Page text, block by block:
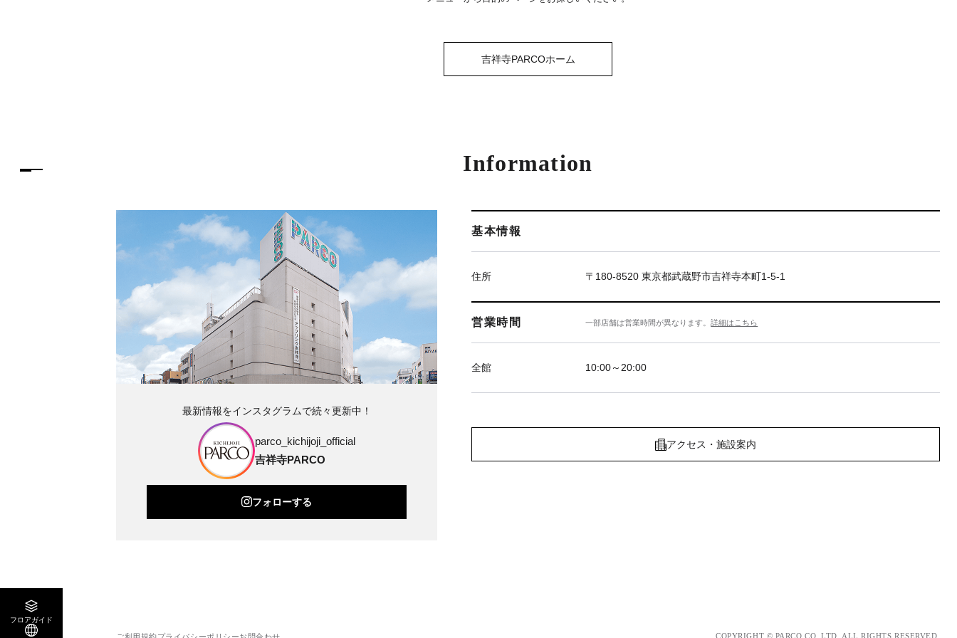
フロアガイド
吉祥寺PARCOホーム
Information
基本情報
住所 〒180-8520 東京都武蔵野市吉祥寺本町1-5-1
営業時間 一部店舗は営業時間が異なります。詳細はこちら
全館 10:00～20:00
アクセス・施設案内
最新情報をインスタグラムで続々更新中！
parco_kichijoji_official
吉祥寺PARCO
フォローする
COPYRIGHT © PARCO.CO.,LTD. ALL RIGHTS RESERVED.